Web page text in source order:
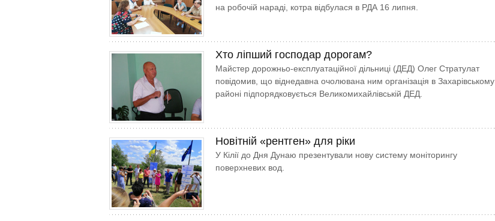
на робочій нараді, котра відбулася в РДА 16 липня.
Хто ліпший господар дорогам?
Майстер дорожньо-експлуатаційної дільниці (ДЕД) Олег Стратулат
повідомив, що віднедавна очолювана ним організація в Захарівському
районі підпорядковується Великомихайлівській ДЕД.
Новітній «рентген» для ріки
У Кілії до Дня Дунаю презентували нову систему моніторингу
поверхневих вод.